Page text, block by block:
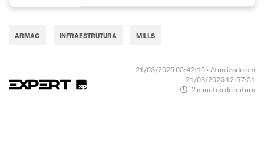
ARMAC INFRAESTRUTURA MILLS
21/03/2025 05:42:15 • Atualizado em
21/03/2025 12:57:51
2 minutos de leitura